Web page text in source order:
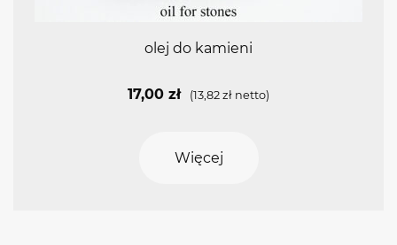
olej do kamieni
17,00 zł (13,82 zł netto)
Więcej